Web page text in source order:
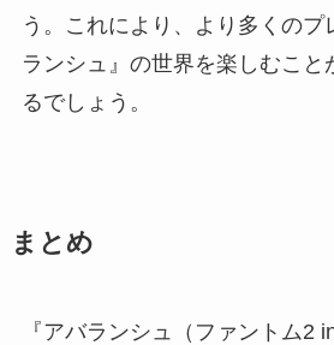
う。これにより、より多くのプ
ランシュ』の世界を楽しむこと
るでしょう。
まとめ
『アバランシュ（ファントム2